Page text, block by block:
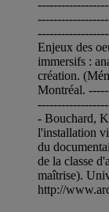
Enjeux des
immersifs :
création.
Montréal.
- Bouchard,
l'installation
du
de la classe
maîtrise).
http://